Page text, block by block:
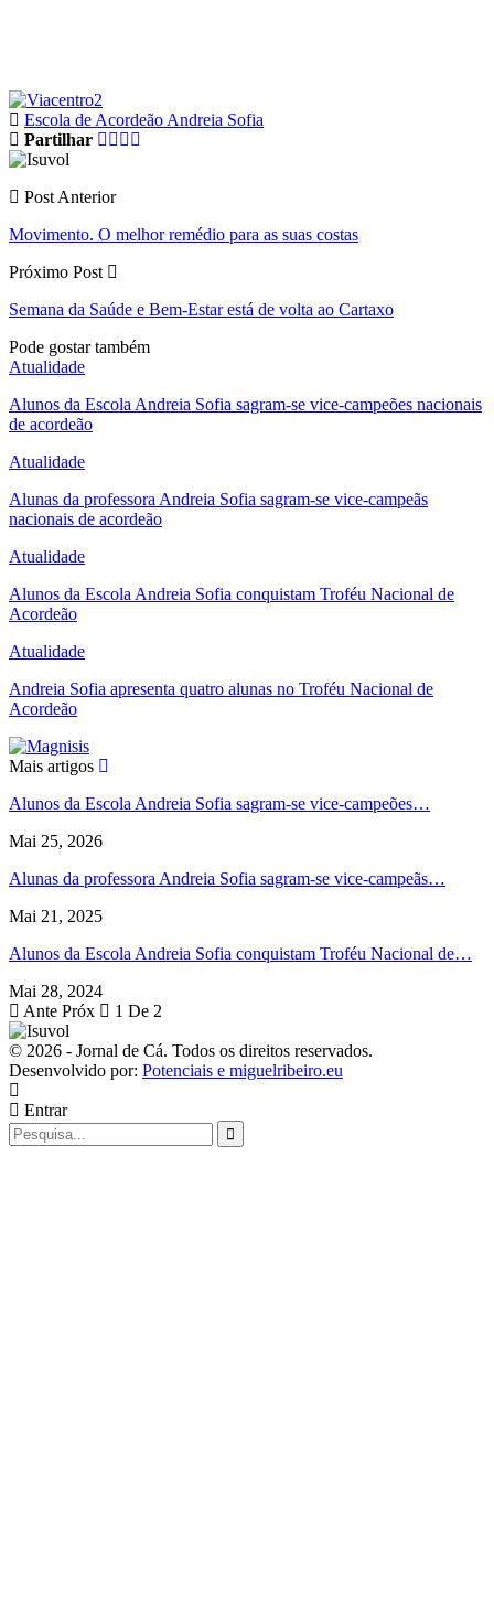
Escola de Acordeão Andreia Sofia
Partilhar
Post Anterior
Movimento. O melhor remédio para as suas costas
Próximo Post
Semana da Saúde e Bem-Estar está de volta ao Cartaxo
Pode gostar também
Atualidade
Alunos da Escola Andreia Sofia sagram-se vice-campeões nacionais
de acordeão
Atualidade
Alunas da professora Andreia Sofia sagram-se vice-campeãs
nacionais de acordeão
Atualidade
Alunos da Escola Andreia Sofia conquistam Troféu Nacional de
Acordeão
Atualidade
Andreia Sofia apresenta quatro alunas no Troféu Nacional de
Acordeão
Mais artigos
Alunos da Escola Andreia Sofia sagram-se vice-campeões…
Mai 25, 2026
Alunas da professora Andreia Sofia sagram-se vice-campeãs…
Mai 21, 2025
Alunos da Escola Andreia Sofia conquistam Troféu Nacional de…
Mai 28, 2024
Ante Próx 1 De 2
© 2026 - Jornal de Cá. Todos os direitos reservados.
Desenvolvido por: Potenciais e miguelribeiro.eu
Entrar